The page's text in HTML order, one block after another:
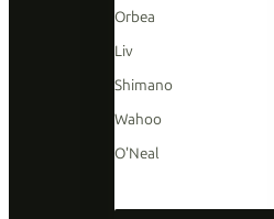
Orbea
Liv
Shimano
Wahoo
O'Neal